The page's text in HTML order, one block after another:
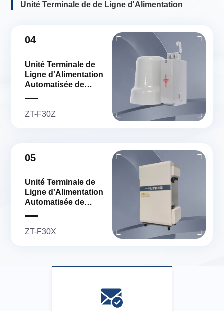
Unité Terminale de de Ligne d'Alimentation
04
Unité Terminale de
Ligne d'Alimentation
Automatisée de
ZT-F30Z
05
Unité Terminale de
Ligne d'Alimentation
Automatisée de
ZT-F30X